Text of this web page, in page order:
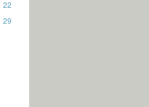
22
29